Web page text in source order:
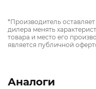
*Производитель
дилера менять
товара и место его
является публичной
Аналоги